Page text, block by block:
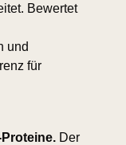
Bewertet
und
für
Der